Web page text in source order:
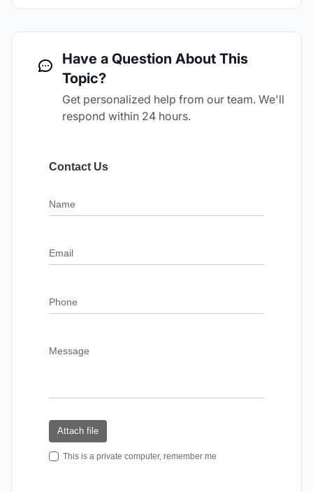
Have a Question About This
Topic?
Get personalized help from our team. We'll
respond within 24 hours.